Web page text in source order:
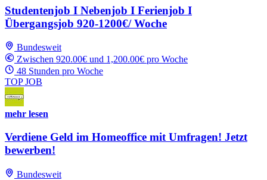
Studentenjob I Nebenjob I Ferienjob I
Übergangsjob 920-1200€/ Woche
Bundesweit
Zwischen 920.00€ und 1,200.00€ pro Woche
48 Stunden pro Woche
TOP JOB
mehr lesen
Verdiene Geld im Homeoffice mit Umfragen! Jetzt
bewerben!
Bundesweit